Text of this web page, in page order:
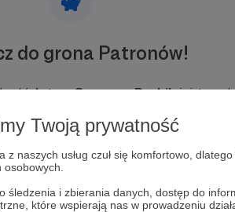
Twoją prywatność
naszych usług czuł się komfortowo,
i zbierania danych, dostęp do
które wspierają nas w prowadzeniu
do grona Patronów!
AutoraGrzegorz Drabikjuż teraz!
Zostań Patronem